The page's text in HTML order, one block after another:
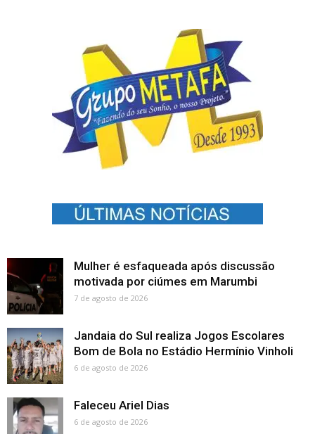
Mulher é esfaqueada após discussão
motivada por ciúmes em Marumbi
7 de agosto de 2026
Jandaia do Sul realiza Jogos Escolares
Bom de Bola no Estádio Hermínio Vinholi
6 de agosto de 2026
Faleceu Ariel Dias
6 de agosto de 2026